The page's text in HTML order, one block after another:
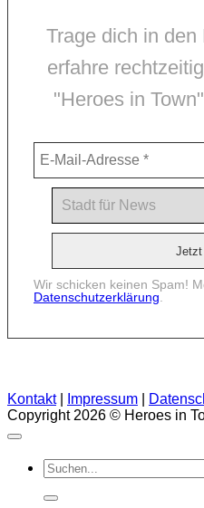
Trage dich in
erfahre
"Heroes in
Wir schicken keinen Spam!
Datenschutzerklärung
Kontakt| Impressum
Copyright 2026 © Heroes in
Suchen
nach: